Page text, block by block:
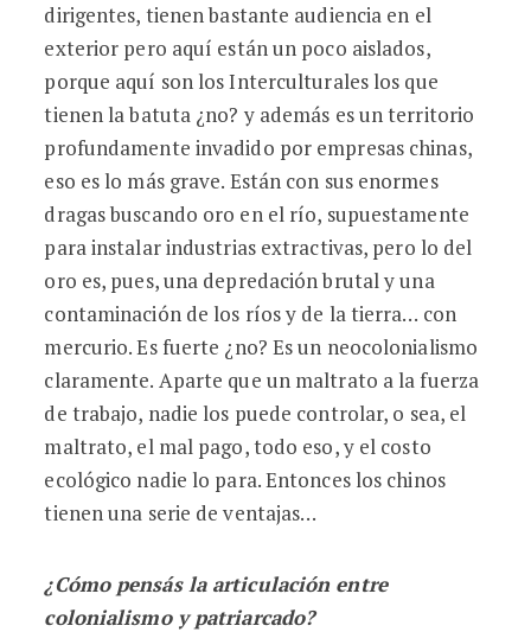
dirigentes, tienen bastante audiencia en el
exterior pero aquí están un poco aislados,
porque aquí son los Interculturales los que
tienen la batuta ¿no? y además es un territorio
profundamente invadido por empresas chinas,
eso es lo más grave. Están con sus enormes
dragas buscando oro en el río, supuestamente
para instalar industrias extractivas, pero lo del
oro es, pues, una depredación brutal y una
contaminación de los ríos y de la tierra… con
mercurio. Es fuerte ¿no? Es un neocolonialismo
claramente. Aparte que un maltrato a la fuerza
de trabajo, nadie los puede controlar, o sea, el
maltrato, el mal pago, todo eso, y el costo
ecológico nadie lo para. Entonces los chinos
tienen una serie de ventajas…
¿Cómo pensás la articulación entre
colonialismo y patriarcado?